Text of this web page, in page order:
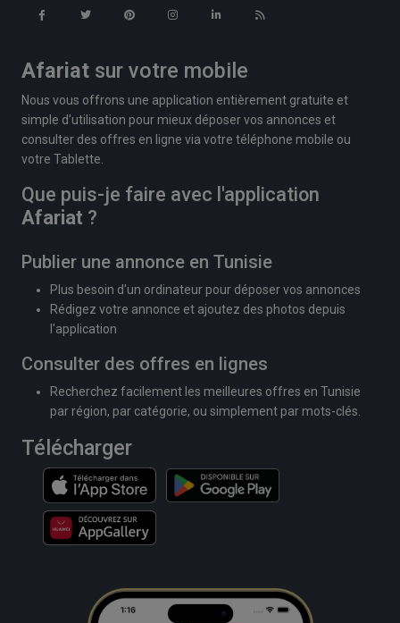
Afariat sur votre mobile
Nous vous offrons une application entièrement gratuite et
simple d'utilisation pour mieux déposer vos annonces et
consulter des offres en ligne via votre téléphone mobile ou
votre Tablette.
Que puis-je faire avec l'application
Afariat ?
Publier une annonce en Tunisie
Plus besoin d'un ordinateur pour déposer vos annonces
Rédigez votre annonce et ajoutez des photos depuis
l'application
Consulter des offres en lignes
Recherchez facilement les meilleures offres en Tunisie
par région, par catégorie, ou simplement par mots-clés.
Télécharger